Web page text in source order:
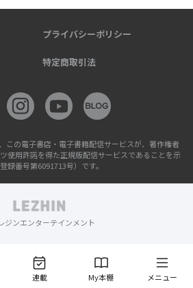
連載 My本棚 メニュー
プライバシーポリシー
特定商取引法
この電子書店・電子書籍配信サービスが、著作権者
使用許諾を得た正規版配信サービスであることを示
録番号第6091713号）です。
ジンエンターテインメント